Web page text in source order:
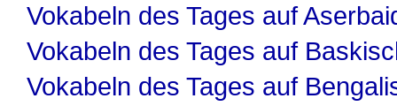
Vokabeln des Tages auf
Vokabeln des Tages auf
Vokabeln des Tages auf